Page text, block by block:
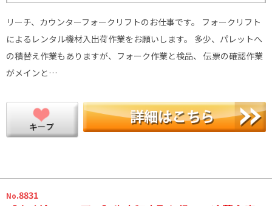
リーチ、カウンターフォークリフトのお仕事です。 フォークリフト
によるレンタル機材入出荷作業をお願いします。 多少、パレットへ
の積替え作業もありますが、フォーク作業と検品、 伝票の確認作業
がメインと…
No.8831